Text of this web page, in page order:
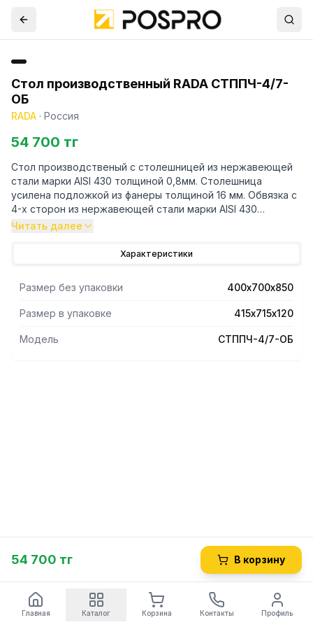
Стол производственный RADA СТППЧ-4/7-
ОБ
RADA · Россия
54 700 тг
Стол производственый с столешницей из нержавеющей
стали марки AISI 430 толщиной 0,8мм. Столешница
усилена подложкой из фанеры толщиной 16 мм. Обвязка с
4-х сторон из нержавеющей стали марки AISI 430
толщиной 0,8 мм. Ножки каркаса из профильной трубы
мм. Регулируемые опоры. У производственного стола
равнораспределенная 250 кг. Стол поставляется в
разобранном виде. В упакованном виде изделие имеет
Читать далее
Характеристики
Размер без упаковки 400х700х850
Размер в упаковке 415х715х120
Модель СТППЧ-4/7-ОБ
54 700 тг В корзину
Главная Каталог Корзина Контакты Профиль